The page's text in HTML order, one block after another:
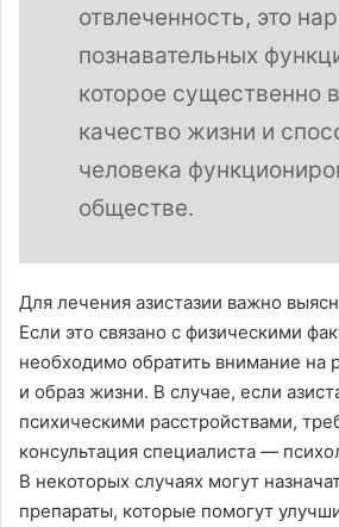
отвлеченность, это
познавательных
которое существенно
качество жизни и
человека
обществе.
Для лечения азистазии важно
Если это связано с физическими
необходимо обратить внимание на
и образ жизни. В случае, если
психическими расстройствами,
консультация специалиста —
В некоторых случаях могут
препараты, которые помогут